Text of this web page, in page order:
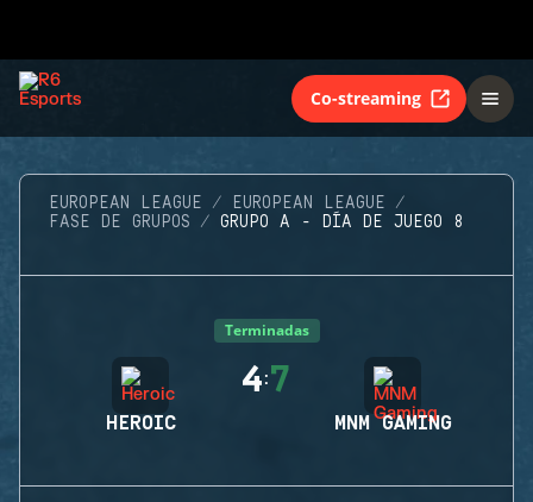
Co-streaming
EUROPEAN LEAGUE
EUROPEAN LEAGUE
FASE DE GRUPOS
GRUPO A - DÍA DE JUEGO 8
Terminadas
HEROIC
4:7
MNM GAMING